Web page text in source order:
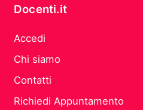
Docenti.it
Accedi
Chi siamo
Contatti
Richiedi Appuntamento